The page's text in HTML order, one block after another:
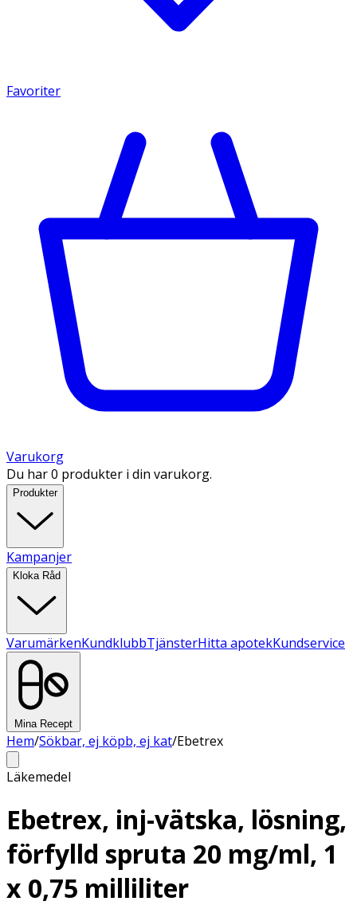
Favoriter
Varukorg
Du har 0 produkter i din varukorg.
Produkter
Kampanjer
Kloka Råd
VarumärkenKundklubbTjänsterHitta apotekKundservice
Mina Recept
Hem/Sökbar, ej köpb, ej kat/Ebetrex
Läkemedel
Ebetrex, inj-vätska, lösning,
förfylld spruta 20 mg/ml, 1
x 0,75 milliliter